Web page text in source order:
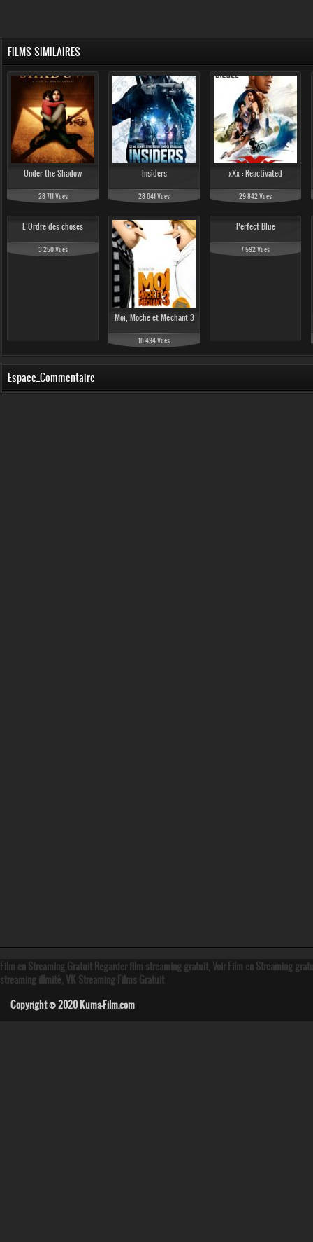
FILMS SIMILAIRES
Under the Shadow
28 711 Vues
Insiders
28 041 Vues
xXx : Reactivated
29 842 Vues
L’Ordre des choses
3 250 Vues
Moi, Moche et Méchant 3
18 494 Vues
Perfect Blue
7 592 Vues
Espace_Commentaire
Film en Streaming Gratuit Regarder film streaming gratuit, Voir Film en Streaming
streaming illmité, VK Streaming Films Gratuit
Copyright © 2020Kuma-Film.com